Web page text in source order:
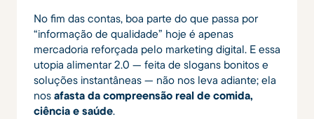
No fim das contas, boa parte do que passa por
“informação de qualidade” hoje é apenas
mercadoria reforçada pelo marketing digital. E essa
utopia alimentar 2.0 — feita de slogans bonitos e
soluções instantâneas — não nos leva adiante; ela
nos afasta da compreensão real de comida,
ciência e saúde.